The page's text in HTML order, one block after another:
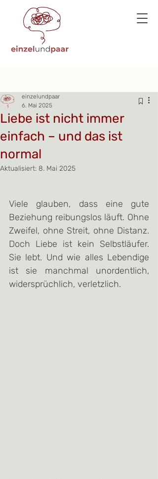
Liebe ist nicht immer
einfach – und das ist
normal
einzelundpaar
6. Mai 2025
Aktualisiert: 8. Mai 2025
Viele glauben, dass eine gute
Beziehung reibungslos läuft. Ohne
Zweifel, ohne Streit, ohne Distanz.
Doch Liebe ist kein Selbstläufer.
Sie lebt. Und wie alles Lebendige
ist sie manchmal unordentlich,
widersprüchlich, verletzlich.